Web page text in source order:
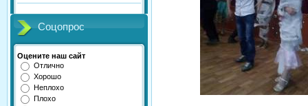
Соцопрос
Оцените наш сайт
Отлично
Хорошо
Неплохо
Плохо